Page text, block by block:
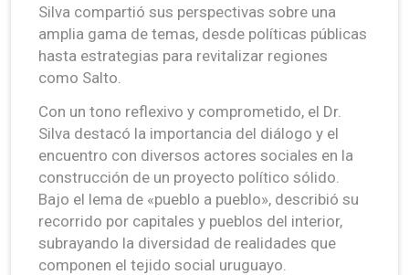
Silva compartió sus perspectivas sobre una
amplia gama de temas, desde políticas públicas
hasta estrategias para revitalizar regiones
como Salto.
Con un tono reflexivo y comprometido, el Dr.
Silva destacó la importancia del diálogo y el
encuentro con diversos actores sociales en la
construcción de un proyecto político sólido.
Bajo el lema de «pueblo a pueblo», describió su
recorrido por capitales y pueblos del interior,
subrayando la diversidad de realidades que
componen el tejido social uruguayo.